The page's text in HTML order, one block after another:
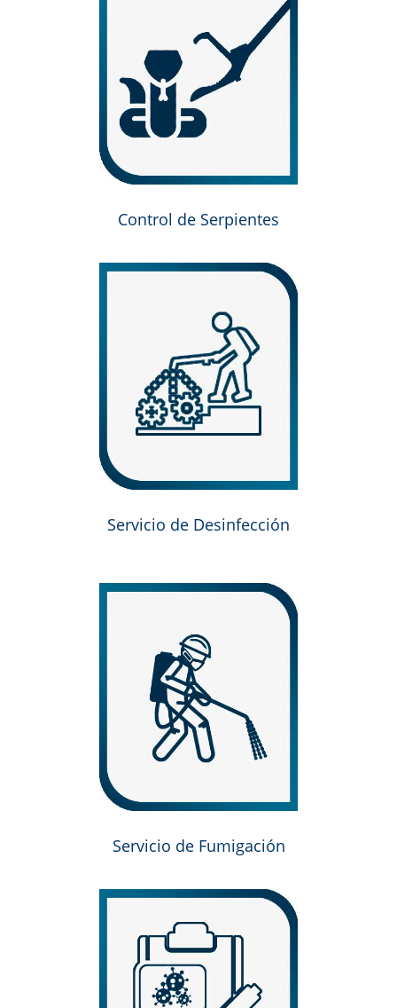
Control de Serpientes
Servicio de Desinfección
Servicio de Fumigación